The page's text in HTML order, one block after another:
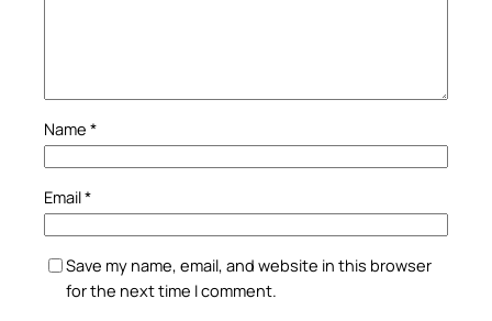
Name *
Email*
Save my name, email, and website in this browser
for the next time I comment.